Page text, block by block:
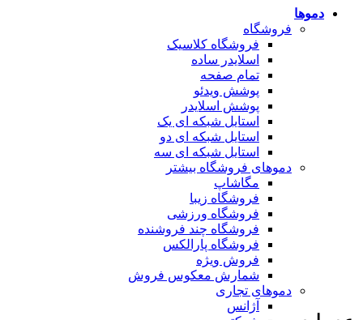
دموها
فروشگاه
فروشگاه کلاسیک
اسلایدر ساده
تمام صفحه
پوشش ویدئو
پوشش اسلایدر
استایل شبکه ای یک
استایل شبکه ای دو
استایل شبکه ای سه
دموهای فروشگاه بیشتر
مگاشاپ
فروشگاه زیبا
فروشگاه ورزشی
فروشگاه چند فروشنده
فروشگاه پارالکس
فروش ویژه
شمارش معکوس فروش
دموهای تجاری
آژانس